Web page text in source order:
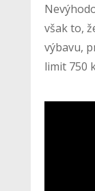
však to,
výbavu,
limit 750